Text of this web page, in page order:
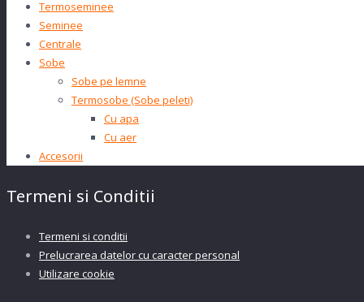
Termoseminee
Seminee
Centrale
Sobe
Sobe pe lemne
Termosobe (Sobe peleti)
Cu apa
Cu aer
Accesorii
Termeni si Conditii
Termeni si conditii
Prelucrarea datelor cu caracter personal
Utilizare cookie